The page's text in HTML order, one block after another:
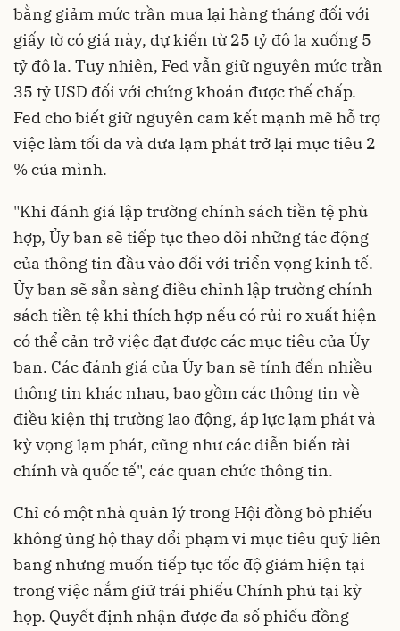
bằng giảm mức trần mua lại hàng tháng đối với
giấy tờ có giá này, dự kiến từ 25 tỷ đô la xuống 5
tỷ đô la. Tuy nhiên, Fed vẫn giữ nguyên mức trần
35 tỷ USD đối với chứng khoán được thế chấp.
Fed cho biết giữ nguyên cam kết mạnh mẽ hỗ trợ
việc làm tối đa và đưa lạm phát trở lại mục tiêu 2
% của mình.
"Khi đánh giá lập trường chính sách tiền tệ phù
hợp, Ủy ban sẽ tiếp tục theo dõi những tác động
của thông tin đầu vào đối với triển vọng kinh tế.
Ủy ban sẽ sẵn sàng điều chỉnh lập trường chính
sách tiền tệ khi thích hợp nếu có rủi ro xuất hiện
có thể cản trở việc đạt được các mục tiêu của Ủy
ban. Các đánh giá của Ủy ban sẽ tính đến nhiều
thông tin khác nhau, bao gồm các thông tin về
điều kiện thị trường lao động, áp lực lạm phát và
kỳ vọng lạm phát, cũng như các diễn biến tài
chính và quốc tế", các quan chức thông tin.
Chỉ có một nhà quản lý trong Hội đồng bỏ phiếu
không ủng hộ thay đổi phạm vi mục tiêu quỹ liên
bang nhưng muốn tiếp tục tốc độ giảm hiện tại
trong việc nắm giữ trái phiếu Chính phủ tại kỳ
họp. Quyết định nhận được đa số phiếu đồng